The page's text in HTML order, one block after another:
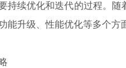
持续优化和迭代的过程。
能升级、性能优化等多个